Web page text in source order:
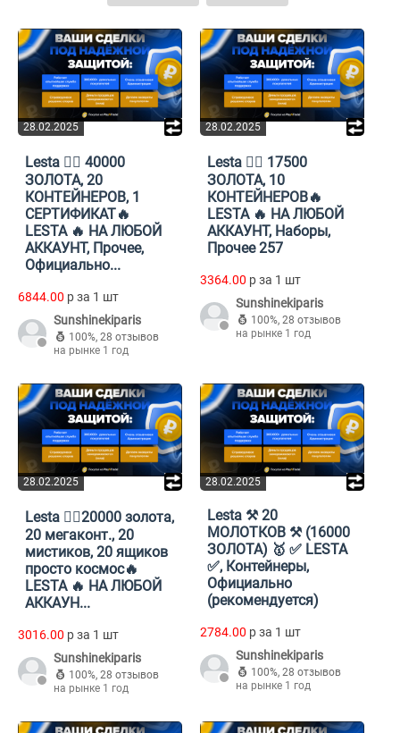
28.02.2025
Lesta ❤️‍🔥 40000
ЗОЛОТА, 20
КОНТЕЙНЕРОВ, 1
СЕРТИФИКАТ🔥
LESTA 🔥 НА ЛЮБОЙ
АККАУНТ, Прочее,
Официально...
6844.00 p за 1 шт
Sunshinekiparis
100%, 28 отзывов
на рынке 1 год
28.02.2025
Lesta ❤️‍🔥 17500
ЗОЛОТА, 10
КОНТЕЙНЕРОВ🔥
LESTA 🔥 НА ЛЮБОЙ
АККАУНТ, Наборы,
Прочее 257
3364.00 p за 1 шт
Sunshinekiparis
100%, 28 отзывов
на рынке 1 год
28.02.2025
Lesta ❤️‍🔥20000 золота,
20 мегаконт., 20
мистиков, 20 ящиков
просто космос🔥
LESTA 🔥 НА ЛЮБОЙ
АККАУН...
3016.00 p за 1 шт
Sunshinekiparis
100%, 28 отзывов
на рынке 1 год
28.02.2025
Lesta ⚒️ 20
МОЛОТКОВ ⚒️ (16000
ЗОЛОТА) 🥇 ✅ LESTA
✅, Контейнеры,
Официально
(рекомендуется)
2784.00 p за 1 шт
Sunshinekiparis
100%, 28 отзывов
на рынке 1 год